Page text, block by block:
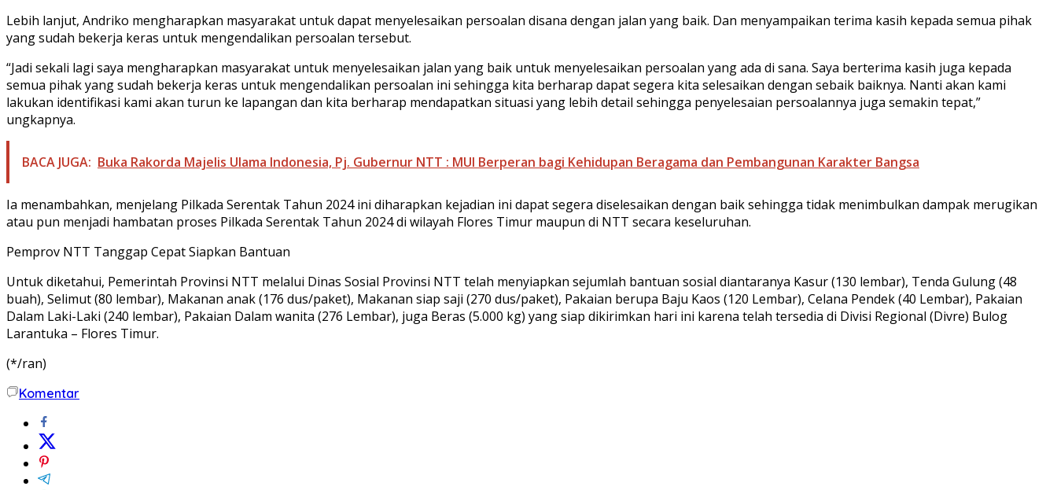
Lebih lanjut, Andriko mengharapkan masyarakat untuk dapat menyelesaikan persoalan disana dengan jalan yang baik. Dan menyampaikan terima kasih kepada semua pihak
yang sudah bekerja keras untuk mengendalikan persoalan tersebut.
“Jadi sekali lagi saya mengharapkan masyarakat untuk menyelesaikan jalan yang baik untuk menyelesaikan persoalan yang ada di sana. Saya berterima kasih juga kepada
semua pihak yang sudah bekerja keras untuk mengendalikan persoalan ini sehingga kita berharap dapat segera kita selesaikan dengan sebaik baiknya. Nanti akan kami
lakukan identifikasi kami akan turun ke lapangan dan kita berharap mendapatkan situasi yang lebih detail sehingga penyelesaian persoalannya juga semakin tepat,”
ungkapnya.
BACA JUGA: Buka Rakorda Majelis Ulama Indonesia, Pj. Gubernur NTT : MUI Berperan bagi Kehidupan Beragama dan Pembangunan Karakter Bangsa
Ia menambahkan, menjelang Pilkada Serentak Tahun 2024 ini diharapkan kejadian ini dapat segera diselesaikan dengan baik sehingga tidak menimbulkan dampak merugikan
atau pun menjadi hambatan proses Pilkada Serentak Tahun 2024 di wilayah Flores Timur maupun di NTT secara keseluruhan.
Pemprov NTT Tanggap Cepat Siapkan Bantuan
Untuk diketahui, Pemerintah Provinsi NTT melalui Dinas Sosial Provinsi NTT telah menyiapkan sejumlah bantuan sosial diantaranya Kasur (130 lembar), Tenda Gulung (48
buah), Selimut (80 lembar), Makanan anak (176 dus/paket), Makanan siap saji (270 dus/paket), Pakaian berupa Baju Kaos (120 Lembar), Celana Pendek (40 Lembar), Pakaian
Dalam Laki-Laki (240 lembar), Pakaian Dalam wanita (276 Lembar), juga Beras (5.000 kg) yang siap dikirimkan hari ini karena telah tersedia di Divisi Regional (Divre) Bulog
Larantuka – Flores Timur.
(*/ran)
Komentar